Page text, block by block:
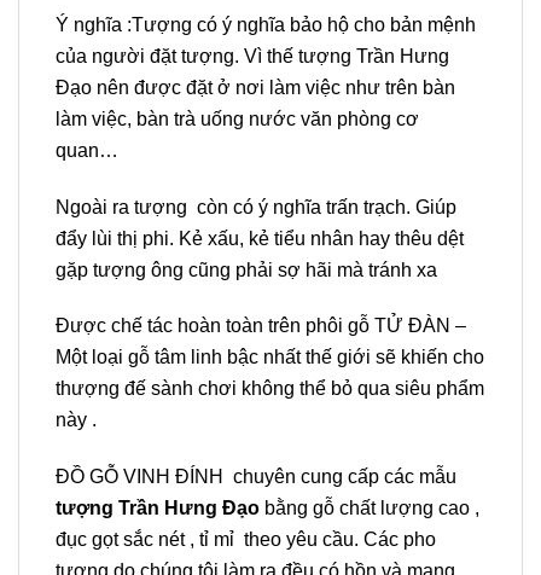
Ý nghĩa :Tượng có ý nghĩa bảo hộ cho bản mệnh
của người đặt tượng. Vì thế tượng Trần Hưng
Đạo nên được đặt ở nơi làm việc như trên bàn
làm việc, bàn trà uống nước văn phòng cơ
quan…
Ngoài ra tượng còn có ý nghĩa trấn trạch. Giúp
đẩy lùi thị phi. Kẻ xấu, kẻ tiểu nhân hay thêu dệt
gặp tượng ông cũng phải sợ hãi mà tránh xa
Được chế tác hoàn toàn trên phôi gỗ TỬ ĐÀN –
Một loại gỗ tâm linh bậc nhất thế giới sẽ khiến cho
thượng đế sành chơi không thể bỏ qua siêu phẩm
này .
ĐỒ GỖ VINH ĐÍNH chuyên cung cấp các mẫu
tượng Trần Hưng Đạo bằng gỗ chất lượng cao ,
đục gọt sắc nét , tỉ mỉ theo yêu cầu. Các pho